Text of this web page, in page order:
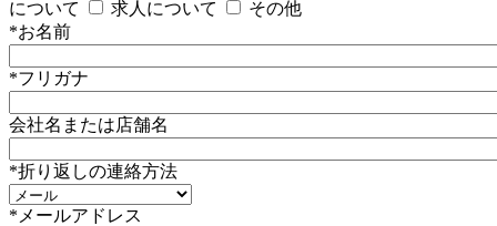
について
求人について
その他
*お名前
*フリガナ
会社名または店舗名
*折り返しの連絡方法
*メールアドレス